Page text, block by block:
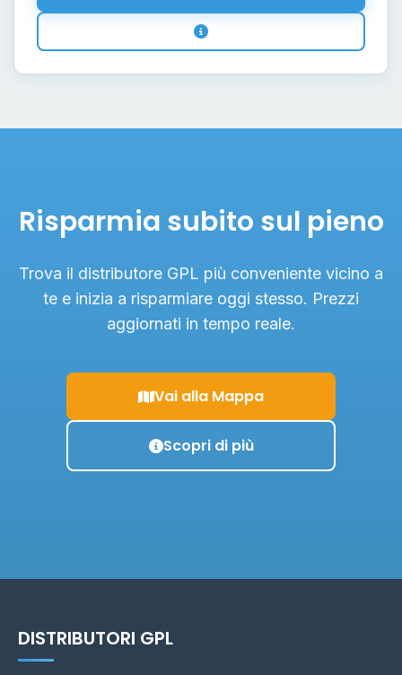
Risparmia subito sul pieno
Trova il distributore GPL più conveniente vicino a
te e inizia a risparmiare oggi stesso. Prezzi
aggiornati in tempo reale.
Vai alla Mappa
Scopri di più
DISTRIBUTORI GPL